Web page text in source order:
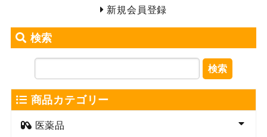
新規会員登録
検索
検索
商品カテゴリー
医薬品